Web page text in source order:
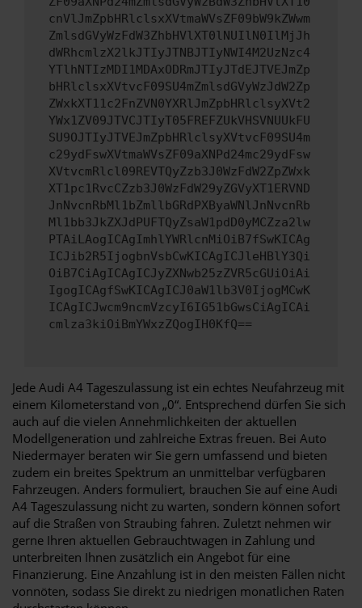
cnVlJmZpbHRlclsxXVtmaWVsZF09bW9kZWwm
ZmlsdGVyWzFdW3ZhbHVlXT0lNUIlN0IlMjJh
dWRhcmlzX2lkJTIyJTNBJTIyNWI4M2UzNzc4
YTlhNTIzMDI1MDAxODRmJTIyJTdEJTVEJmZp
bHRlclsxXVtvcF09SU4mZmlsdGVyWzJdW2Zp
ZWxkXT11c2FnZVN0YXRlJmZpbHRlclsyXVt2
YWx1ZV09JTVCJTIyT05FREFZUkVHSVNUUkFU
SU9OJTIyJTVEJmZpbHRlclsyXVtvcF09SU4m
c29ydFswXVtmaWVsZF09aXNPd24mc29ydFsw
XVtvcmRlcl09REVTQyZzb3J0WzFdW2ZpZWxk
XT1pc1RvcCZzb3J0WzFdW29yZGVyXT1ERVND
JnNvcnRbMl1bZmllbGRdPXByaWNlJnNvcnRb
Ml1bb3JkZXJdPUFTQyZsaW1pdD0yMCZza2lw
PTAiLAogICAgImhlYWRlcnMiOiB7fSwKICAg
ICJib2R5IjogbnVsbCwKICAgICJleHBlY3Qi
OiB7CiAgICAgICJyZXNwb25zZVR5cGUiOiAi
IgogICAgfSwKICAgICJ0aW1lb3V0IjogMCwK
ICAgICJwcm9ncmVzcyI6IG51bGwsCiAgICAi
cmlza3kiOiBmYWxzZQogIH0KfQ==
Jede Audi A4 Tageszulassung ist ein echtes Neufahrzeug mit
einem Kilometerstand von „0“. Entsprechend dürfen Sie sich
auch auf die vielen Annehmlichkeiten der aktuellen
Modellgeneration und zahlreiche Extras freuen. Bei Auto
Niedermayer beraten wir Sie gern umfassend und bieten
zudem ein breites Spektrum an unmittelbar verfügbaren
Fahrzeugen. Anders formuliert, brauchen Sie auf eine Audi
A4 Tageszulassung nicht zu warten, sondern können sofort
auf die Straßen von Straubing fahren. Zuletzt nehmen wir
gerne Ihren aktuellen Gebrauchtwagen in Zahlung und
unterbreiten Ihnen zusätzlich ein Angebot für eine
Finanzierung. Eine Anzahlung ist in den meisten Fällen nicht
vonnöten, sodass Sie direkt zu niedrigen monatlichen Raten